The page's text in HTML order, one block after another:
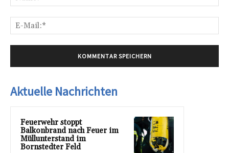
Aktuelle Nachrichten
Feuerwehr stoppt
Balkonbrand nach Feuer im
Müllunterstand im
Bornstedter Feld